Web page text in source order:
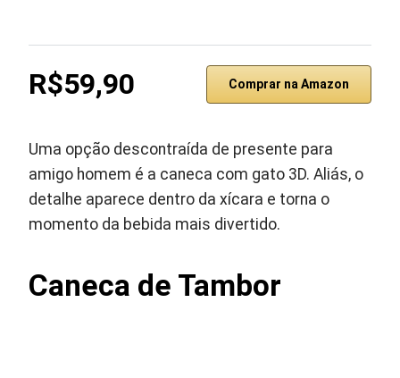
R$59,90 Comprar na Amazon
Uma opção descontraída de presente para
amigo homem é a caneca com gato 3D. Aliás, o
detalhe aparece dentro da xícara e torna o
momento da bebida mais divertido.
Caneca de Tambor